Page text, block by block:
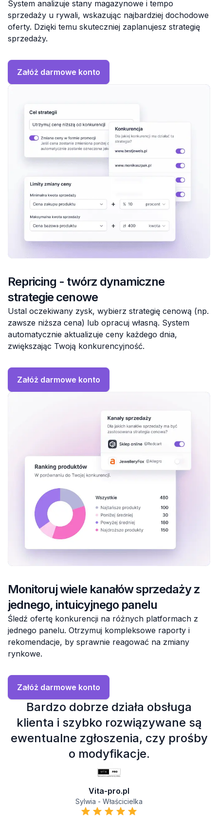
System analizuje stany magazynowe i tempo
sprzedaży u rywali, wskazując najbardziej dochodowe
oferty. Dzięki temu skuteczniej zaplanujesz strategię
sprzedaży.
Załóż darmowe konto
Repricing - twórz dynamiczne
strategie cenowe
Ustal oczekiwany zysk, wybierz strategię cenową (np.
zawsze niższa cena) lub opracuj własną. System
automatycznie aktualizuje ceny każdego dnia,
zwiększając Twoją konkurencyjność.
Załóż darmowe konto
Monitoruj wiele kanałów sprzedaży z
jednego, intuicyjnego panelu
Śledź ofertę konkurencji na różnych platformach z
jednego panelu. Otrzymuj kompleksowe raporty i
rekomendacje, by sprawnie reagować na zmiany
rynkowe.
Załóż darmowe konto
Bardzo dobrze działa obsługa
klienta i szybko rozwiązywane są
ewentualne zgłoszenia, czy prośby
o modyfikacje.
Vita-pro.pl
Sylwia - Właścicielka